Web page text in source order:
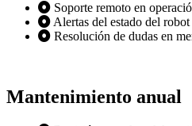
Soporte remoto en
Alertas del estado del robot
Resolución de dudas en
Mantenimiento anual